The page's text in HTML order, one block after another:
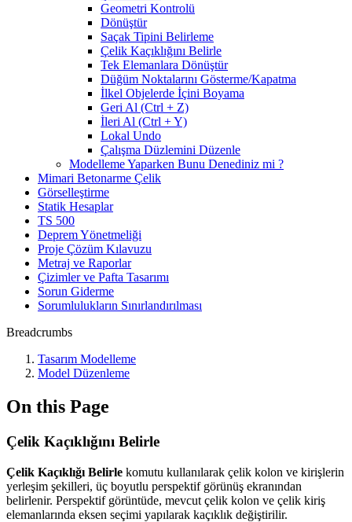
Geometri Kontrolü
Dönüştür
Saçak Tipini Belirleme
Çelik Kaçıklığını Belirle
Tek Elemanlara Dönüştür
Düğüm Noktalarını Gösterme/Kapatma
İlkel Objelerde İçini Boyama
Geri Al (Ctrl + Z)
İleri Al (Ctrl + Y)
Lokal Undo
Çalışma Düzlemini Düzenle
Modelleme Yaparken Bunu Denediniz mi ?
Mimari Betonarme Çelik
Görselleştirme
Statik Hesaplar
TS 500
Deprem Yönetmeliği
Proje Çözüm Kılavuzu
Metraj ve Raporlar
Çizimler ve Pafta Tasarımı
Sorun Giderme
Sorumlulukların Sınırlandırılması
Breadcrumbs
Tasarım Modelleme
Model Düzenleme
On this Page
Çelik Kaçıklığını Belirle
Çelik Kaçıklığı Belirle komutu kullanılarak çelik kolon ve kirişlerin
yerleşim şekilleri, üç boyutlu perspektif görünüş ekranından
belirlenir. Perspektif görüntüde, mevcut çelik kolon ve çelik kiriş
elemanlarında eksen seçimi yapılarak kaçıklık değiştirilir.